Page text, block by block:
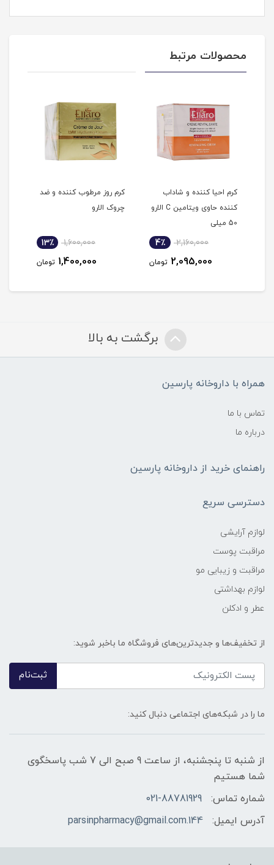
محصولات مرتبط
کرم احیا‎ کننده و شاداب
‎کننده حاوی ویتامین C الارو
50 میلی
2,160,000 4٪
2,095,000 تومان
کرم روز مرطوب کننده و ضد
چروک الارو
1,600,000 13٪
1,400,000 تومان
برگشت به بالا
همراه با داروخانه پارسین
تماس با ما
درباره ما
راهنمای خرید از داروخانه پارسین
دسترسی سریع
لوازم آرایشی
مراقبت پوست
مراقبت و زیبایی مو
لوازم بهداشتی
عطر و ادکلن
از تخفیف‌ها و جدیدترین‌های فروشگاه ما باخبر شوید:
ثبت‌نام
ما را در شبکه‌های اجتماعی دنبال کنید:
از شنبه تا پنجشنبه، از ساعت 9 صبح الی 7 شب پاسخگوی
شما هستیم
شماره تماس:
021-88781929
آدرس ایمیل:
144.parsinpharmacy@gmail.com